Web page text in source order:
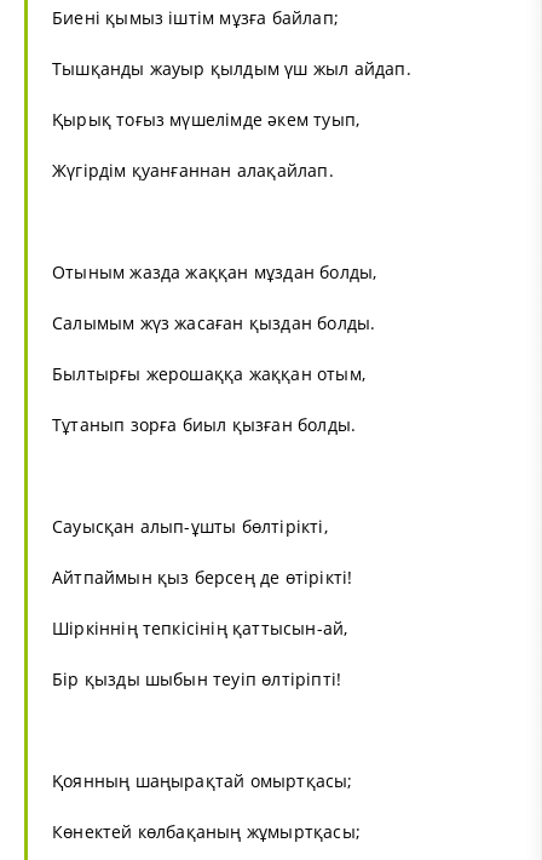
Биені қымыз іштім мұзға байлап;
Тышқанды жауыр қылдым үш жыл айдап.
Қырық тоғыз мүшелімде әкем туып,
Жүгірдім қуанғаннан алақайлап.
Отыным жазда жаққан мұздан болды,
Салымым жүз жасаған қыздан болды.
Былтырғы жерошаққа жаққан отым,
Тұтанып зорға биыл қызған болды.
Сауысқан алып-ұшты бөлтірікті,
Айтпаймын қыз берсең де өтірікті!
Шіркіннің тепкісінің қаттысын-ай,
Бір қызды шыбын теуіп өлтіріпті!
Қоянның шаңырақтай омыртқасы;
Көнектей көлбақаның жұмыртқасы;